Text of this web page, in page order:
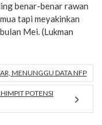
benar-benar rawan
tapi meyakinkan
Mei. (Lukman
MENUNGGU DATA NFP
POTENSI